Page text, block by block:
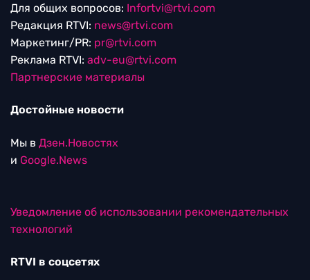
Для общих вопросов: Infortvi@rtvi.com
Редакция RTVI: news@rtvi.com
Маркетинг/PR: pr@rtvi.com
Реклама RTVI: adv-eu@rtvi.com
Партнерские материалы
Достойные новости
Мы в Дзен.Новостях
и Google.News
Уведомление об использовании рекомендательных
технологий
RTVI в соцсетях